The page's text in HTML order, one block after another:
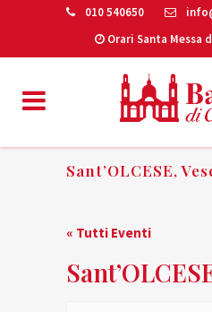
010 540650
Orari Santa Messa
Sant’OLCESE,
« Tutti Eventi